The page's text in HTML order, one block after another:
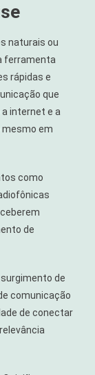
naturais ou
ferramenta
rápidas e
que
internet e a
mesmo em
como
de
de
comunicação
de conectar